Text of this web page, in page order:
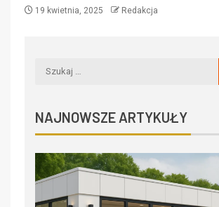
19 kwietnia, 2025 Redakcja
NAJNOWSZE ARTYKUŁY